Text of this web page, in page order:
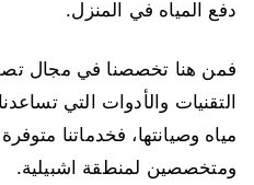
دفع المياه في المنزل.
فمن هنا تخصصنا في مجال
التقنيات والأدوات التي
مياه وصيانتها، فخدماتنا
ومتخصصين لمنطقة اشبيلية.